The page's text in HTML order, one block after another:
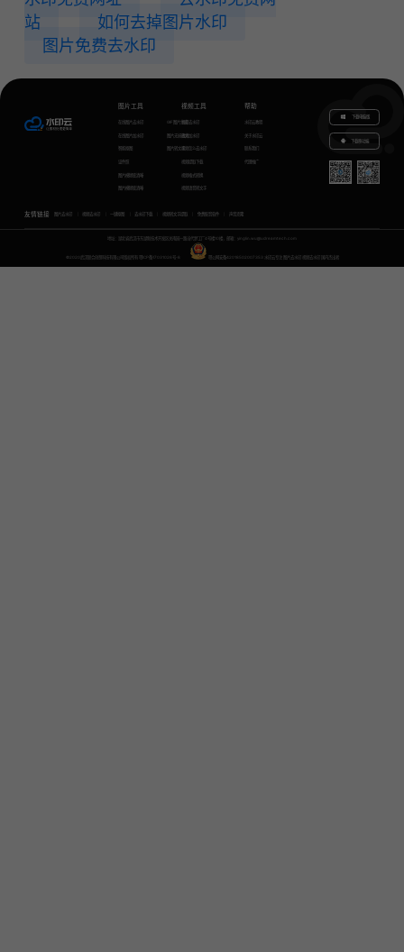
站
如何去掉图片水印
图片免费去水印
图片工具
在线图片去水印
在线图片加水印
智能抠图
证件照
图片模糊变清晰
图片模糊变清晰
GIF图片生成
图片无损放大
图片转文字
视频工具
视频去水印
视频加水印
视频怎么去水印
视频提取下载
视频格式转换
视频语音转文字
帮助
水印云教程
关于水印云
联系我们
代理推广
下载电脑版
下载移动端
友情链接 图片去水印 视频去水印 一键抠图 去水印下载 视频转文字提取 免费配音软件 声音克隆
地址：湖北省武汉市东湖新技术开发区关南园一路当代梦工厂4号楼10楼，邮箱：yinglin.wu@udreamtech.com
©2020武汉联合创想科技有限公司版权所有 鄂ICP备17031026号-8 鄂公网安备42018502007353 水印云专注 图片去水印 视频去水印 国内杰出者